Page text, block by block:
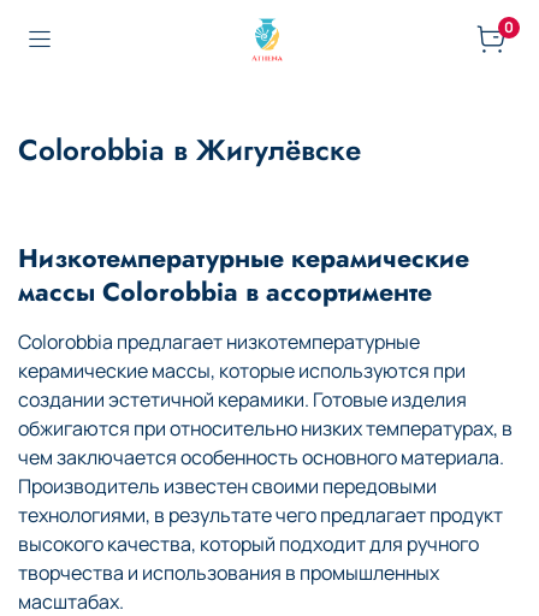
0
Colorobbia в Жигулёвске
Низкотемпературные керамические
массы Colorobbia в ассортименте
Colorobbia предлагает низкотемпературные
керамические массы, которые используются при
создании эстетичной керамики. Готовые изделия
обжигаются при относительно низких температурах, в
чем заключается особенность основного материала.
Производитель известен своими передовыми
технологиями, в результате чего предлагает продукт
высокого качества, который подходит для ручного
творчества и использования в промышленных
масштабах.